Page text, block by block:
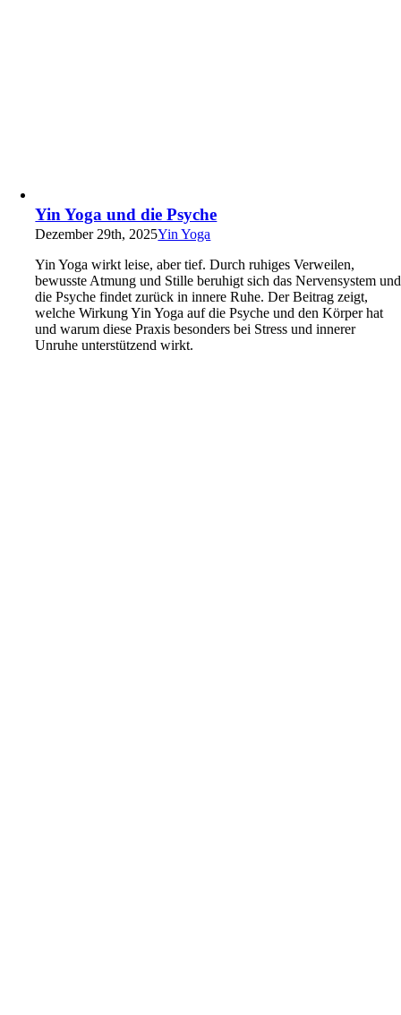
Yin Yoga und die Psyche
Dezember 29th, 2025Yin Yoga
Yin Yoga wirkt leise, aber tief. Durch ruhiges Verweilen,
bewusste Atmung und Stille beruhigt sich das Nervensystem und
die Psyche findet zurück in innere Ruhe. Der Beitrag zeigt,
welche Wirkung Yin Yoga auf die Psyche und den Körper hat
und warum diese Praxis besonders bei Stress und innerer
Unruhe unterstützend wirkt.